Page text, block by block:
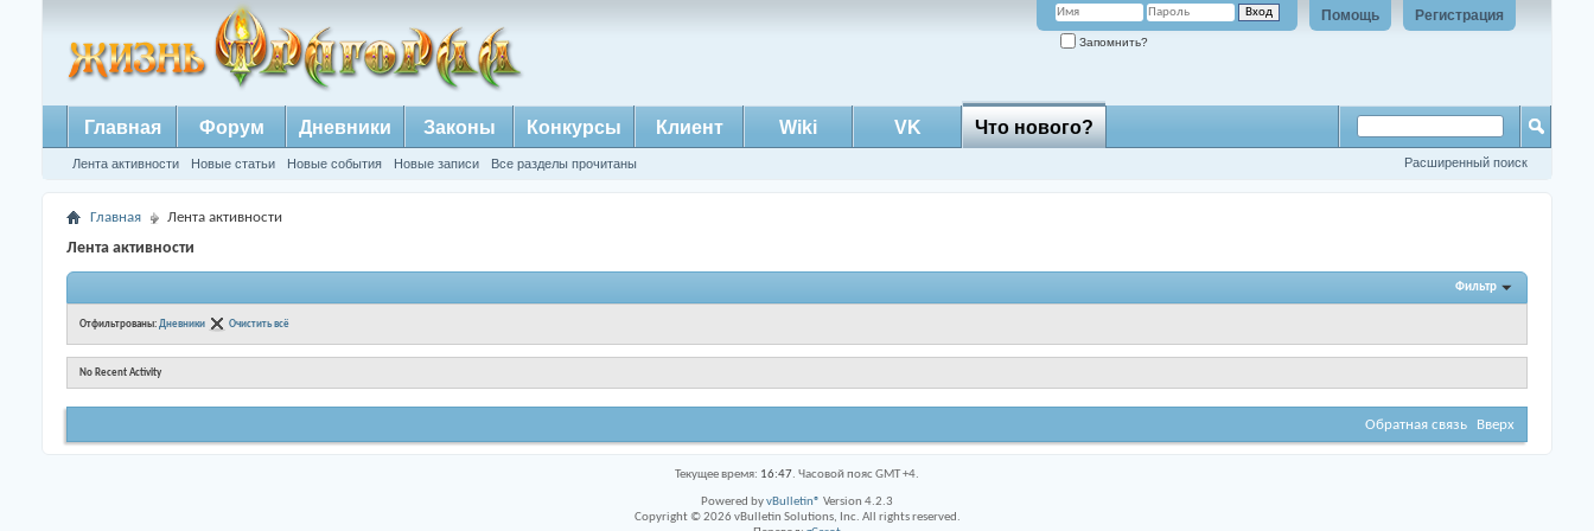
Регистрация
Помощь
Запомнить?
Главная Форум Дневники Законы Конкурсы Клиент Wiki VK Что нового?
Лента активности Новые статьи Новые события Новые записи Все разделы прочитаны Расширенный поиск
Главная Лента активности
Лента активности
Фильтр
Отфильтрованы: Дневники Очистить всё
No Recent Activity
Обратная связь Вверх
Текущее время: 16:47. Часовой пояс GMT +4.
Powered byvBulletin® Version 4.2.3
Copyright © 2026 vBulletin Solutions, Inc. All rights reserved.